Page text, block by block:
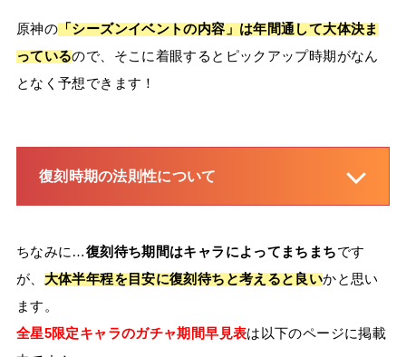
原神の 「シーズンイベントの内容」は年間通して大体決ま
っているので、そこに着眼するとピックアップ時期がなん
となく予想できます！
復刻時期の法則性について
ちなみに…復刻待ち期間はキャラによってまちまちです
が、 大体半年程を目安に復刻待ちと考えると良いかと思い
ます。
全星5限定キャラのガチャ期間早見表は以下のページに掲載